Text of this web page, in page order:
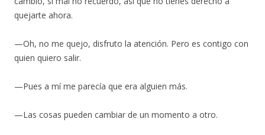
quejarte ahora.
—Oh, no me quejo, disfruto la atención. Pero es contigo con
quien quiero salir.
—Pues a mí me parecía que era alguien más.
—Las cosas pueden cambiar de un momento a otro.